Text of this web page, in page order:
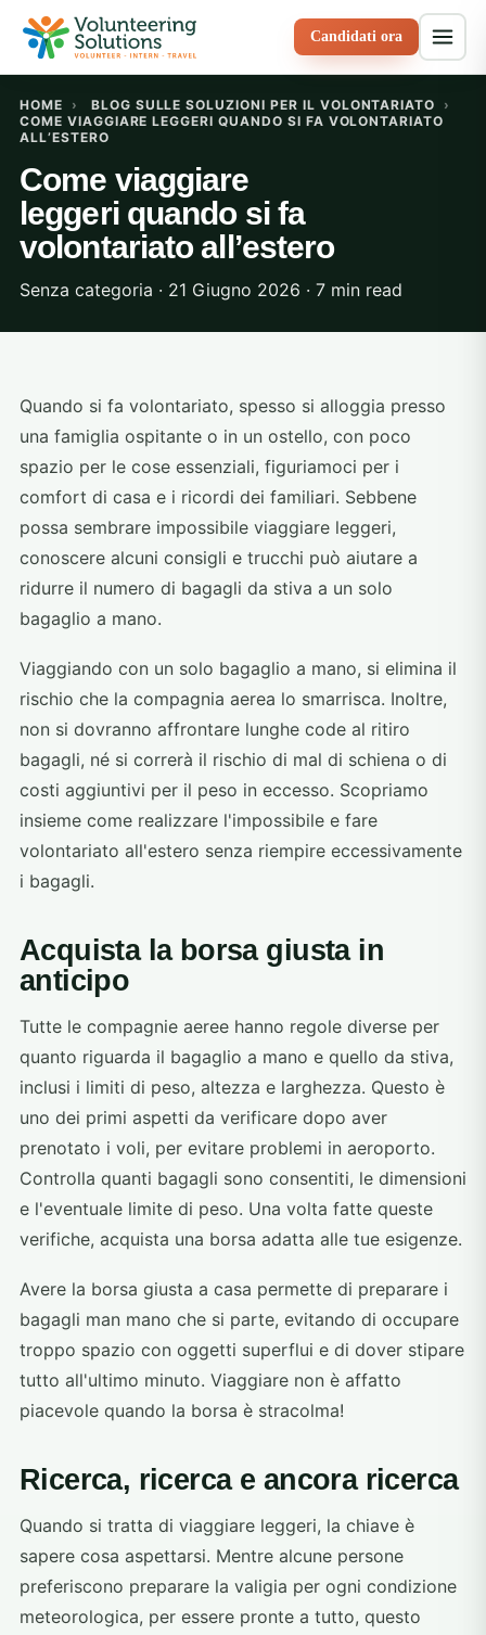
Candidati ora
HOME › BLOG SULLE SOLUZIONI PER IL VOLONTARIATO
›
COME VIAGGIARE LEGGERI QUANDO SI FA VOLONTARIATO
ALL’ESTERO
Come viaggiare
leggeri quando si fa
volontariato all’estero
Senza categoria · 21 Giugno 2026 · 7 min read
Quando si fa volontariato, spesso si alloggia presso
una famiglia ospitante o in un ostello, con poco
spazio per le cose essenziali, figuriamoci per i
comfort di casa e i ricordi dei familiari. Sebbene
possa sembrare impossibile viaggiare leggeri,
conoscere alcuni consigli e trucchi può aiutare a
ridurre il numero di bagagli da stiva a un solo
bagaglio a mano.
Viaggiando con un solo bagaglio a mano, si elimina il
rischio che la compagnia aerea lo smarrisca. Inoltre,
non si dovranno affrontare lunghe code al ritiro
bagagli, né si correrà il rischio di mal di schiena o di
costi aggiuntivi per il peso in eccesso. Scopriamo
insieme come realizzare l'impossibile e fare
volontariato all'estero senza riempire eccessivamente
i bagagli.
Acquista la borsa giusta in
anticipo
Tutte le compagnie aeree hanno regole diverse per
quanto riguarda il bagaglio a mano e quello da stiva,
inclusi i limiti di peso, altezza e larghezza. Questo è
uno dei primi aspetti da verificare dopo aver
prenotato i voli, per evitare problemi in aeroporto.
Controlla quanti bagagli sono consentiti, le dimensioni
e l'eventuale limite di peso. Una volta fatte queste
verifiche, acquista una borsa adatta alle tue esigenze.
Avere la borsa giusta a casa permette di preparare i
bagagli man mano che si parte, evitando di occupare
troppo spazio con oggetti superflui e di dover stipare
tutto all'ultimo minuto. Viaggiare non è affatto
piacevole quando la borsa è stracolma!
Ricerca, ricerca e ancora ricerca
Quando si tratta di viaggiare leggeri, la chiave è
sapere cosa aspettarsi. Mentre alcune persone
preferiscono preparare la valigia per ogni condizione
meteorologica, per essere pronte a tutto, questo